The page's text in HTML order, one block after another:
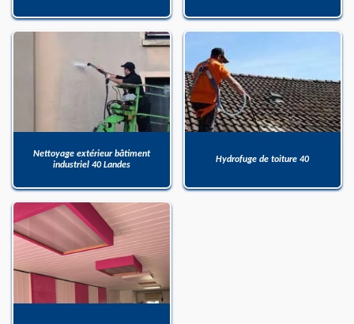
Nettoyage extérieur bâtiment
industriel 40 Landes
Hydrofuge de toiture 40